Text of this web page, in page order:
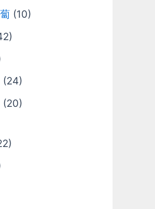
(10)
(24)
(20)